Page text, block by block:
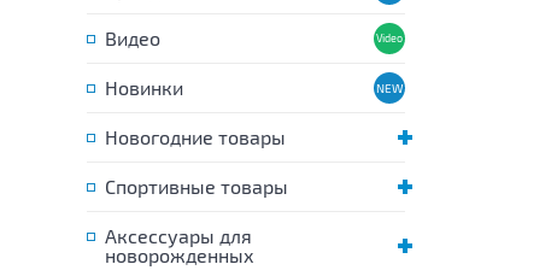
Видео
Новинки
Новогодние товары
Спортивные товары
Аксессуары для
новорожденных